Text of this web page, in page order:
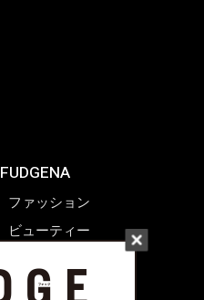
FUDGENA
ファッション
ビューティー
ライフスタイル